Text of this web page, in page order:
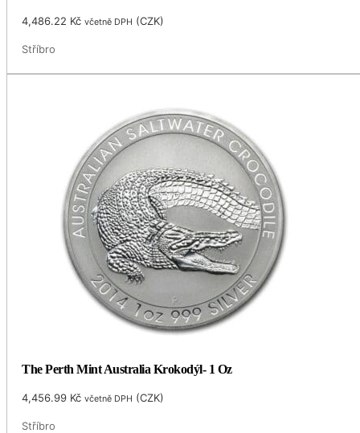
4,486.22 Kč včetně DPH (CZK)
Stříbro
The Perth Mint Australia Krokodýl- 1 Oz
4,456.99 Kč včetně DPH (CZK)
Stříbro